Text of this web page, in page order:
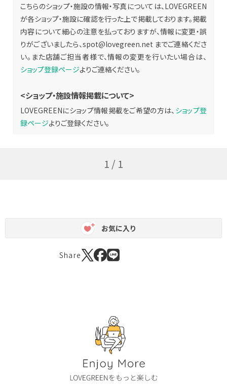
こちらのショップ・施設の情報・写真については、LOVEGREEN
が各ショップ・施設に確認を行った上で掲載しております。掲載
内容について細心の注意を払っておりますが、情報に変更・誤
りがございましたら、spot@lovegreen.net までご連絡くださ
い。また店舗ご担当者様で、情報の変更を行いたい場合は、
ショップ登録ページよりご連絡ください。
<ショップ・施設情報掲載について>
LOVEGREENにショップ情報掲載をご希望の方は、 ショップ登
録ページよりご登録ください。
1 / 1
お気に入り
Share